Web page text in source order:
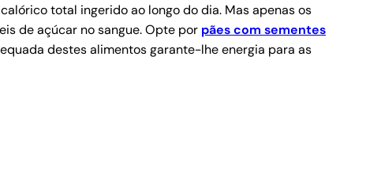
total ingerido ao longo do dia. Mas apenas os
de açúcar no sangue. Opte por pães com sementes
destes alimentos garante-lhe energia para as